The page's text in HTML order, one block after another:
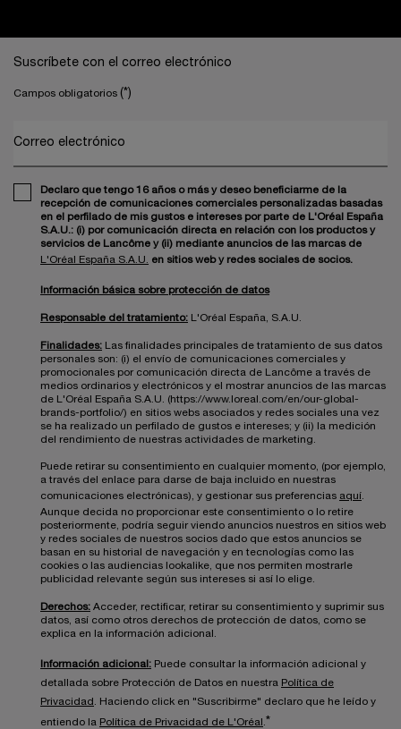
Suscríbete con el correo electrónico
Campos obligatorios (*)
Correo electrónico
Declaro que tengo 16 años o más y deseo beneficiarme de la
recepción de comunicaciones comerciales personalizadas basadas
en el perfilado de mis gustos e intereses por parte de L'Oréal España
S.A.U.: (i) por comunicación directa en relación con los productos y
servicios de Lancôme y (ii) mediante anuncios de las marcas de
L'Oréal España S.A.U.
en sitios web y redes sociales de socios.
Información básica sobre protección de datos
Responsable del tratamiento: L'Oréal España, S.A.U.
Finalidades: Las finalidades principales de tratamiento de sus datos
personales son: (i) el envío de comunicaciones comerciales y
promocionales por comunicación directa de Lancôme a través de
medios ordinarios y electrónicos y el mostrar anuncios de las marcas
de L'Oréal España S.A.U. (https://www.loreal.com/en/our-global-
brands-portfolio/) en sitios webs asociados y redes sociales una vez
se ha realizado un perfilado de gustos e intereses; y (ii) la medición
del rendimiento de nuestras actividades de marketing.
Puede retirar su consentimiento en cualquier momento, (por ejemplo,
a través del enlace para darse de baja incluido en nuestras
comunicaciones electrónicas), y gestionar sus preferencias aquí
Aunque decida no proporcionar este consentimiento o lo retire
posteriormente, podría seguir viendo anuncios nuestros en sitios web
y redes sociales de nuestros socios dado que estos anuncios se
basan en su historial de navegación y en tecnologías como las
cookies o las audiencias lookalike, que nos permiten mostrarle
publicidad relevante según sus intereses si así lo elige.
Derechos: Acceder, rectificar, retirar su consentimiento y suprimir sus
datos, así como otros derechos de protección de datos, como se
explica en la información adicional.
Información adicional: Puede consultar la información adicional y
detallada sobre Protección de Datos en nuestra Política de
Privacidad
. Haciendo click en "Suscribirme" declaro que he leído y
entiendo la Política de Privacidad de L'Oréal *